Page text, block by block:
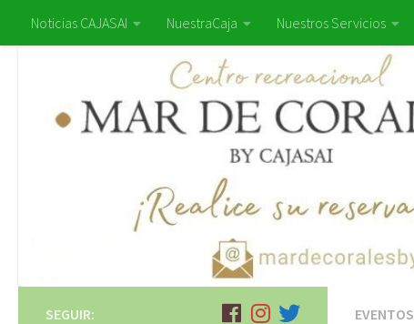
Noticias CAJASAI NuestraCaja Nuestros Servicios
EVENTOS
SEGUIR: